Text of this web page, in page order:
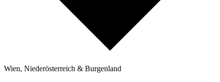
Wien, Niederösterreich & Burgenland